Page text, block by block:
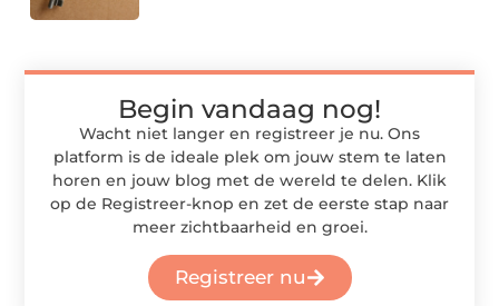
Begin vandaag nog!
Wacht niet langer en registreer je nu. Ons
platform is de ideale plek om jouw stem te laten
horen en jouw blog met de wereld te delen. Klik
op de Registreer-knop en zet de eerste stap naar
meer zichtbaarheid en groei.
Registreer nu